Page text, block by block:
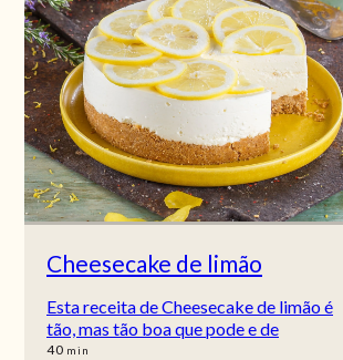
Cheesecake de limão
Esta receita de Cheesecake de limão é
tão, mas tão boa que pode e de
40min
min